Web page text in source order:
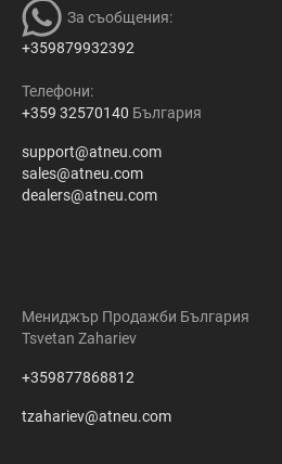
За съобщения:
+359879932392
Телефони:
+359 32570140 България
support@atneu.com
sales@atneu.com
dealers@atneu.com
Мениджър Продажби България
Tsvetan Zahariev
+359877868812
tzahariev@atneu.com